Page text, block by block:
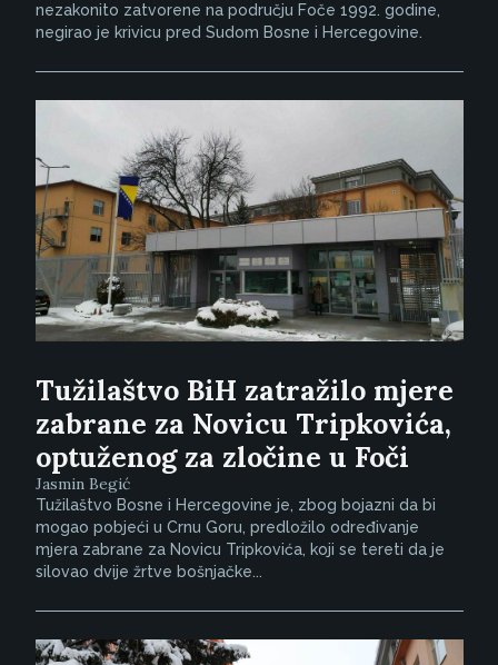
nezakonito zatvorene na području Foče 1992. godine,
negirao je krivicu pred Sudom Bosne i Hercegovine.
Tužilaštvo BiH zatražilo mjere
zabrane za Novicu Tripkovića,
optuženog za zločine u Foči
Jasmin Begić
Tužilaštvo Bosne i Hercegovine je, zbog bojazni da bi
mogao pobjeći u Crnu Goru, predložilo određivanje
mjera zabrane za Novicu Tripkovića, koji se tereti da je
silovao dvije žrtve bošnjačke...